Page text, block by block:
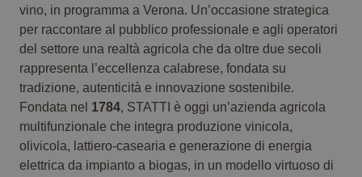
vino, in programma a Verona. Un’occasione strategica
per raccontare al pubblico professionale e agli operatori
del settore una realtà agricola che da oltre due secoli
rappresenta l’eccellenza calabrese, fondata su
tradizione, autenticità e innovazione sostenibile.
Fondata nel 1784, STATTI è oggi un’azienda agricola
multifunzionale che integra produzione vinicola,
olivicola, lattiero-casearia e generazione di energia
elettrica da impianto a biogas, in un modello virtuoso di